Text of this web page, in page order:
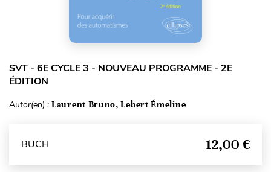
SVT - 6E CYCLE 3 - NOUVEAU PROGRAMME - 2E
ÉDITION
Autor(en) : Laurent Bruno, Lebert Émeline
BUCH 12,00 €